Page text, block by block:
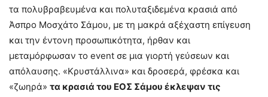
τα πολυβραβευμένα και πολυταξιδεμένα κρασιά από
Άσπρο Μοσχάτο Σάμου, με τη μακρά αξέχαστη επίγευση
και την έντονη προσωπικότητα, ήρθαν και
μεταμόρφωσαν το event σε μια γιορτή γεύσεων και
απόλαυσης. «Κρυστάλλινα» και δροσερά, φρέσκα και
«ζωηρά» τα κρασιά του ΕΟΣ Σάμου έκλεψαν τις